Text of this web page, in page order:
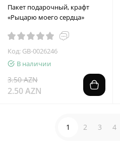
Пакет подарочный, крафт
«Рыцарю моего сердца»
Код: GB-0026246
В наличии
3.50 AZN
2.50 AZN
1 2 3 4